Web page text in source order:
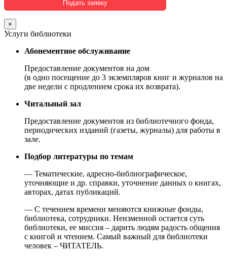
×
Услуги библиотеки
Абонементное обслуживание
Предоставление документов на дом
(в одно посещение до 3 экземпляров книг и журналов на
две недели с продлением срока их возврата).
Читальный зал
Предоставление документов из библиотечного фонда,
периодических изданий (газеты, журналы) для работы в
зале.
Подбор литературы по темам
— Тематические, адресно-библиографическое,
уточняющие и др. справки, уточнение данных о книгах,
авторах, датах публикаций.
— С течением времени меняются книжные фонды,
библиотека, сотрудники. Неизменной остается суть
библиотеки, ее миссия – дарить людям радость общения
с книгой и чтением. Самый важный для библиотеки
человек – ЧИТАТЕЛЬ.